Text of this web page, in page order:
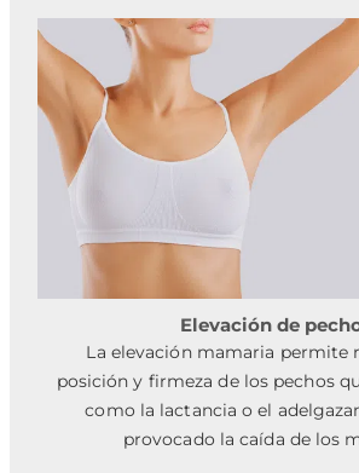
Elevación de
La elevación mamaria permite
posición y firmeza de los pechos
como la lactancia o el
provocado la caída de los